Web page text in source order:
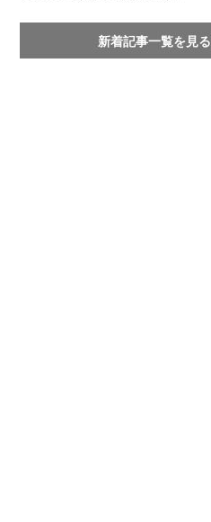
新着記事一覧を見る